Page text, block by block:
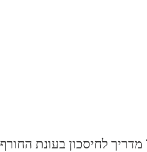
לחיסכון בעונת החורף